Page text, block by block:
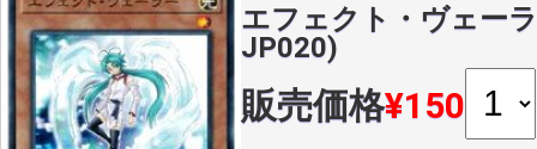
エフェクト・ヴェー
JP020)
販売価格¥150